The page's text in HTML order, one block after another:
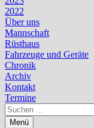
2022
Über uns
Mannschaft
Rüsthaus
Fahrzeuge und Geräte
Chronik
Archiv
Kontakt
Termine
Suchen
nach:
Menü